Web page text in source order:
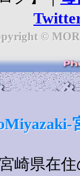
©
崎県在